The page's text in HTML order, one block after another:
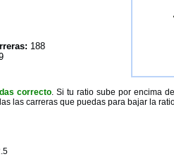
188
correcto. Si tu ratio sube por encima
las carreras que puedas para bajar la